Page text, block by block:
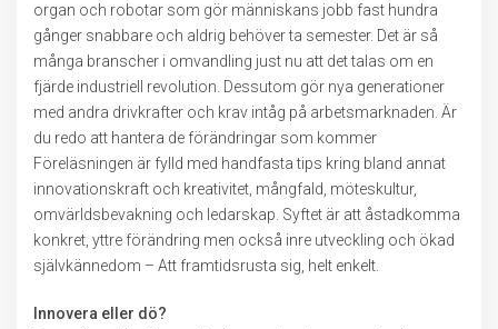
organ och robotar som gör människans jobb fast hundra
gånger snabbare och aldrig behöver ta semester. Det är så
många branscher i omvandling just nu att det talas om en
fjärde industriell revolution. Dessutom gör nya generationer
med andra drivkrafter och krav intåg på arbetsmarknaden. Är
du redo att hantera de förändringar som kommer
Föreläsningen är fylld med handfasta tips kring bland annat
innovationskraft och kreativitet, mångfald, möteskultur,
omvärldsbevakning och ledarskap. Syftet är att åstadkomma
konkret, yttre förändring men också inre utveckling och ökad
självkännedom – Att framtidsrusta sig, helt enkelt.
Innovera eller dö?